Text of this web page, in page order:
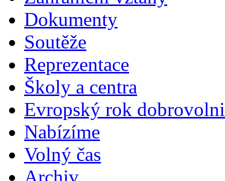
Dokumenty
Soutěže
Reprezentace
Školy a centra
Evropský rok
Nabízíme
Volný čas